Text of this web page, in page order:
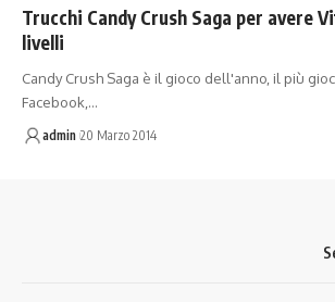
Trucchi Candy Crush Saga per avere
livelli
Candy Crush Saga è il gioco dell'anno, il più
Facebook,…
admin 20 Marzo 2014